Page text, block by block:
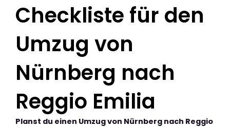
Checkliste für den
Umzug von
Nürnberg nach
Reggio Emilia
Planst du einen Umzug von Nürnberg nach Reggio